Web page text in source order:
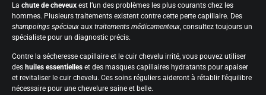
La chute de cheveux est l’un des problèmes les plus courants chez les
hommes. Plusieurs traitements existent contre cette perte capillaire. Des
shampoings spéciaux aux traitements médicamenteux, consultez toujours un
spécialiste pour un diagnostic précis.
Contre la sécheresse capillaire et le cuir chevelu irrité, vous pouvez utiliser
des huiles essentielles et des masques capillaires hydratants pour apaiser
et revitaliser le cuir chevelu. Ces soins réguliers aideront à rétablir l’équilibre
nécessaire pour une chevelure saine et belle.